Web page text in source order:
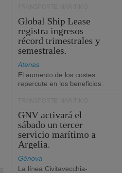
Global Ship Lease
registra ingresos
récord trimestrales y
semestrales.
Atenas
El aumento de los costes
repercute en los beneficios.
GNV activará el
sábado un tercer
servicio marítimo a
Argelia.
Génova
La línea Civitavecchia-